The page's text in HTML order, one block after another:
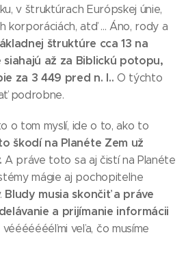
v štruktúrach Európskej únie,
korporáciách, atď ... Áno, rody a
štruktúre cca 13 na
až za Biblickú potopu,
za 3 449 pred n. l.. O týchto
podrobne.
o tom myslí, ide o to, ako to
škodí na Planéte Zem už
A práve toto sa aj čistí na Planéte
mágie aj pochopiteľne
Bludy musia skončiť a práve
a prijímanie informácii
veľa, čo musíme